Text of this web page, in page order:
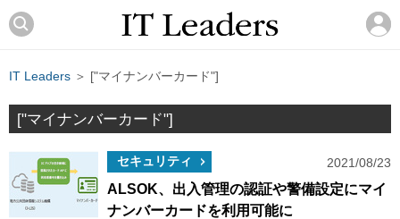
IT Leaders ＞ ["マイナンバーカード"]
["マイナンバーカード"]
セキュリティ 2021/08/23
ALSOK、出入管理の認証や警備設定にマイ
ナンバーカードを利用可能に